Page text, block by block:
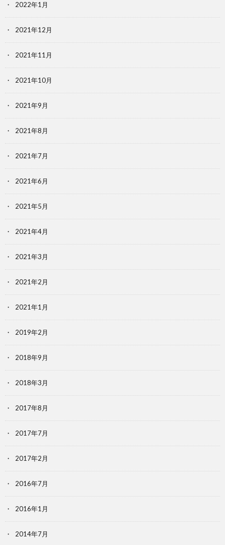
2022年1月
2021年12月
2021年11月
2021年10月
2021年9月
2021年8月
2021年7月
2021年6月
2021年5月
2021年4月
2021年3月
2021年2月
2021年1月
2019年2月
2018年9月
2018年3月
2017年8月
2017年7月
2017年2月
2016年7月
2016年1月
2014年7月